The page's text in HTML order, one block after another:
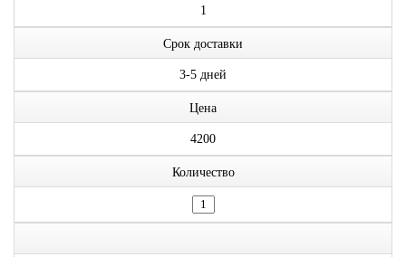
1
Срок доставки
3-5 дней
Цена
4200
Количество